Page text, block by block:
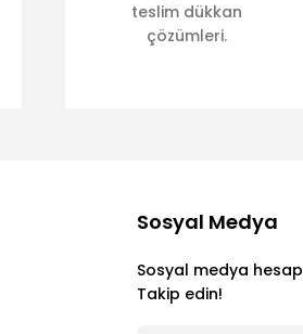
teslim dükkan
çözümleri.
Sosyal Medya
Sosyal medya
Takip edin!